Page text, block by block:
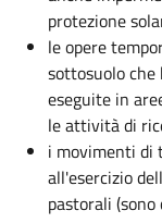
protezione
le opere
sottosuolo che
eseguite in
le attività di
i movimenti
all'esercizio
pastorali